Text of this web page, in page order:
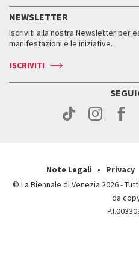
Come raggiungerci
Come raggiungerci
Contatti
Press
Orari e sedi
Biglietti
Servizi al pubblico
Come raggiungerci
Contatti
Storia
Orari e sedi
NEWSLETTER
Iscriviti alla nostra Newsletter per
manifestazioni e le iniziative.
ISCRIVITI
Note Legali Privacy
© La Biennale di Venezia 2026 -
da